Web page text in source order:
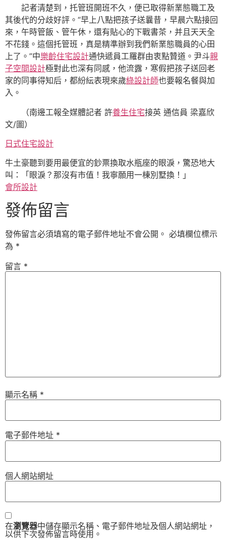
記者清楚到，托管班開班不久，便已取得新業態職工及
其後代的分歧好評。“早上八點把孩子送曩昔，早晨六點接回
來，午時管飯、管午休，還有貼心的下戰書茶，并且天天全
不花錢。這個托管班，真是精準辦到我們新業態職員的心田
上了。”中樂齡住宅設計通快遞員工羅群由衷點贊道。尹斗親
子空間設計極對此也深有同感，他流露，寒假把孩子送回老
家的同事得知后，都紛紜表現來歲綠設計師也要報名餐與加
入。
（南邊工報全媒體記者 許養生住宅接英 通信員 梁嘉欣
文/圖）
日式住宅設計
牛土豪聽到要用最便宜的鈔票換取水瓶座的眼淚，驚恐地大
叫：「眼淚？那沒有市值！我寧願用一棟別墅換！」
會所設計
發佈留言
發佈留言必須填寫的電子郵件地址不會公開。 必填欄位標示
為 *
留言 *
顯示名稱 *
電子郵件地址 *
個人網站網址
在瀏覽器中儲存顯示名稱、電子郵件地址及個人網站網址，
以供下次發佈留言時使用。